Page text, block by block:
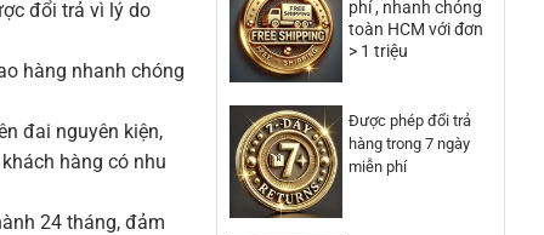
phí , nhanh chóng
toàn HCM với đơn
> 1 triệu
Được phép đổi trả
hàng trong 7 ngày
miễn phí
đổi trả vì lý do
hàng nhanh chóng
đai nguyên kiện,
hàng có nhu
24 tháng, đảm